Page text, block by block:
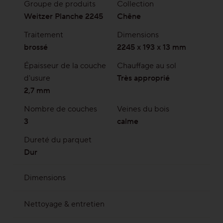
Groupe de produits
Weitzer Planche 2245
Collection
Chêne
Traitement
brossé
Dimensions
2245 x 193 x 13 mm
Épaisseur de la couche
d'usure
2,7 mm
Chauffage au sol
Très approprié
Nombre de couches
3
Veines du bois
calme
Dureté du parquet
Dur
Dimensions
env.2,7 mm de parement
Nettoyage & entretien